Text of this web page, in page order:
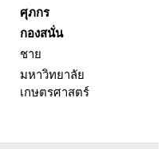
ศุภกร
กองสนั่น
ชาย
มหาวิทยาลัย
เกษตรศาสตร์